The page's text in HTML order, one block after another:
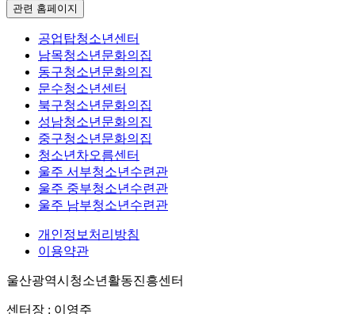
관련 홈페이지
공업탑청소년센터
남목청소년문화의집
동구청소년문화의집
문수청소년센터
북구청소년문화의집
성남청소년문화의집
중구청소년문화의집
청소년차오름센터
울주 서부청소년수련관
울주 중부청소년수련관
울주 남부청소년수련관
개인정보처리방침
이용약관
울산광역시청소년활동진흥센터
센터장 : 이영주